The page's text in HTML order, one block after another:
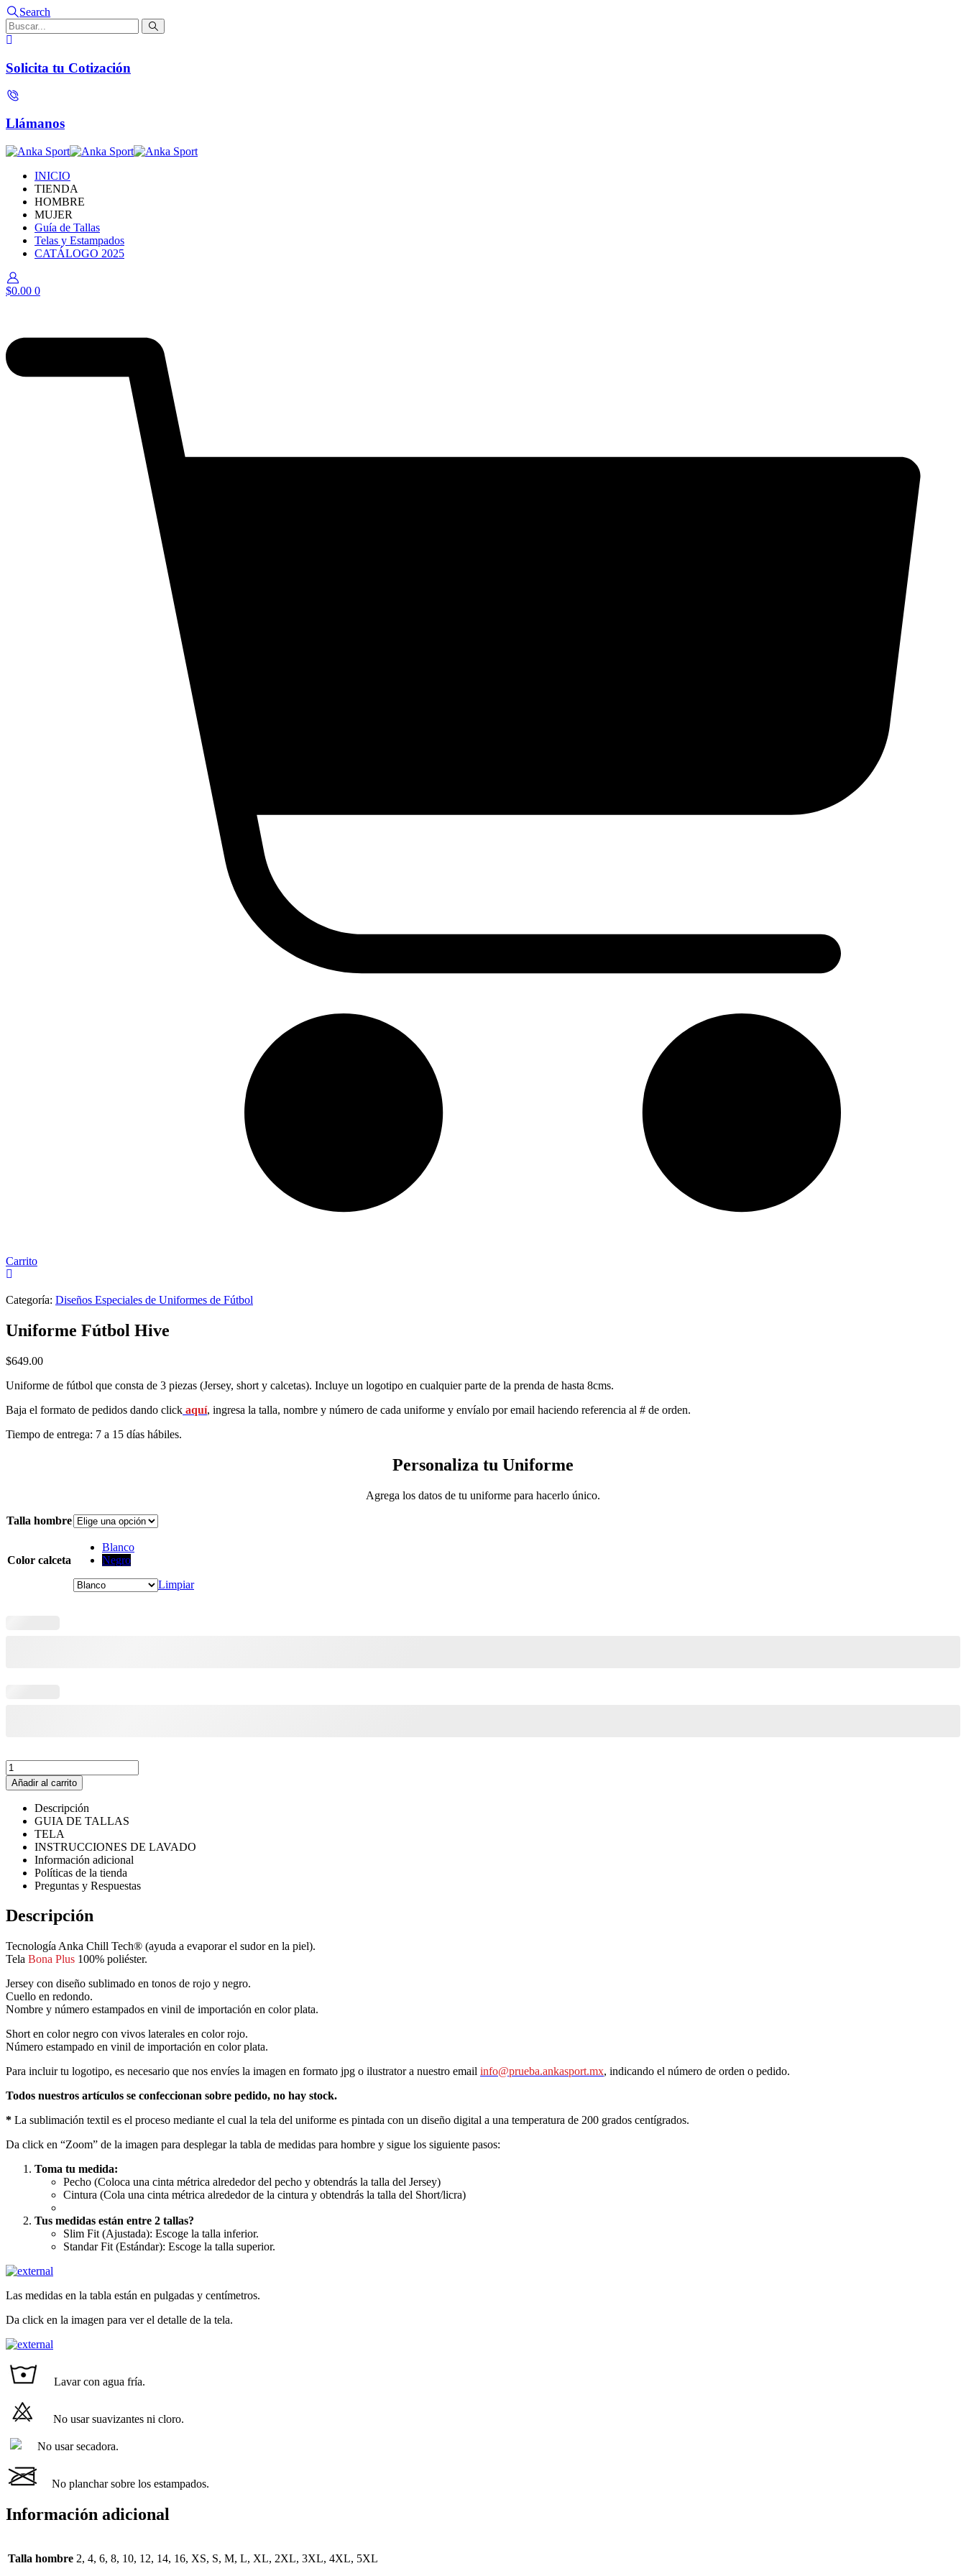
Search
Solicita tu Cotización
Llámanos
INICIO
TIENDA
HOMBRE
MUJER
Guía de Tallas
Telas y Estampados
CATÁLOGO 2025
$0.00 0
Carrito
Categoría: Diseños Especiales de Uniformes de Fútbol
Uniforme Fútbol Hive
$649.00
Uniforme de fútbol que consta de 3 piezas (Jersey, short y calcetas). Incluye un logotipo en cualquier parte de la prenda de hasta 8cms.
Baja el formato de pedidos dando click aquí, ingresa la talla, nombre y número de cada uniforme y envíalo por email haciendo referencia al # de orden.
Tiempo de entrega: 7 a 15 días hábiles.
Personaliza tu Uniforme
Agrega los datos de tu uniforme para hacerlo único.
Talla hombre
Color calceta
Blanco
Negro
Limpiar
Uniforme
Fútbol
Hive
cantidad
Añadir al carrito
Descripción
GUIA DE TALLAS
TELA
INSTRUCCIONES DE LAVADO
Información adicional
Políticas de la tienda
Preguntas y Respuestas
Descripción
Tecnología Anka Chill Tech® (ayuda a evaporar el sudor en la piel).
Tela Bona Plus 100% poliéster.
Jersey con diseño sublimado en tonos de rojo y negro.
Cuello en redondo.
Nombre y número estampados en vinil de importación en color plata.
Short en color negro con vivos laterales en color rojo.
Número estampado en vinil de importación en color plata.
Para incluir tu logotipo, es necesario que nos envíes la imagen en formato jpg o ilustrator a nuestro email info@prueba.ankasport.mx, indicando el número de orden o pedido.
Todos nuestros artículos se confeccionan sobre pedido, no hay stock.
* La sublimación textil es el proceso mediante el cual la tela del uniforme es pintada con un diseño digital a una temperatura de 200 grados centígrados.
Da click en “Zoom” de la imagen para desplegar la tabla de medidas para hombre y sigue los siguiente pasos:
Toma tu medida:
Pecho (Coloca una cinta métrica alrededor del pecho y obtendrás la talla del Jersey)
Cintura (Cola una cinta métrica alrededor de la cintura y obtendrás la talla del Short/licra)
Tus medidas están entre 2 tallas?
Slim Fit (Ajustada): Escoge la talla inferior.
Standar Fit (Estándar): Escoge la talla superior.
Las medidas en la tabla están en pulgadas y centímetros.
Da click en la imagen para ver el detalle de la tela.
Lavar con agua fría.
No usar suavizantes ni cloro.
No usar secadora.
No planchar sobre los estampados.
Información adicional
Talla hombre 2, 4, 6, 8, 10, 12, 14, 16, XS, S, M, L, XL, 2XL, 3XL, 4XL, 5XL